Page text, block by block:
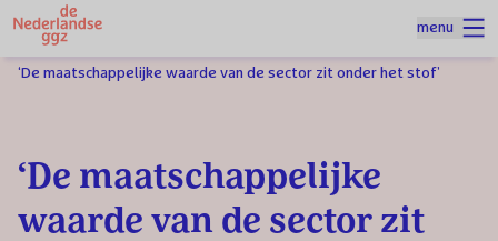
Spring naar hoofdinhoud
menu
Homepage
‘De maatschappelijke waarde van de sector zit onder het stof’
‘De maatschappelijke
waarde van de sector zit